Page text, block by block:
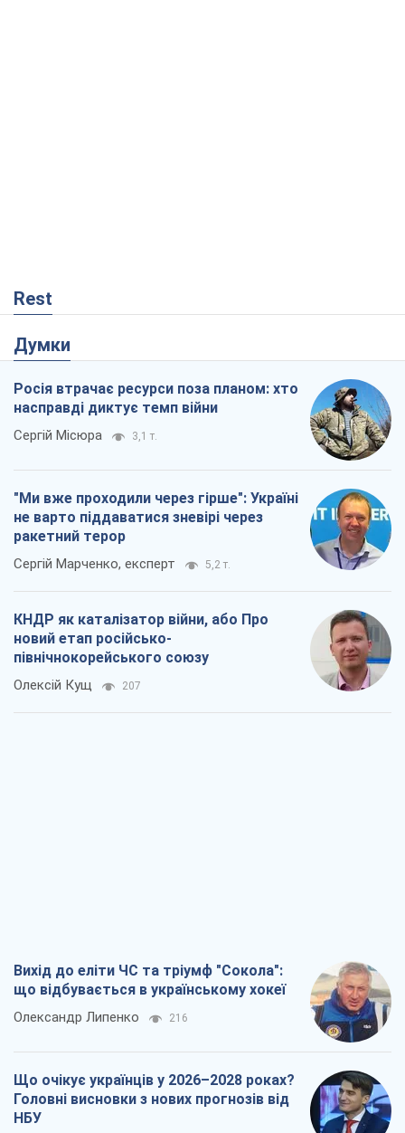
Rest
Думки
Росія втрачає ресурси поза планом: хто
насправді диктує темп війни
Сергій Місюра 3,1 т.
"Ми вже проходили через гірше": Україні
не варто піддаватися зневірі через
ракетний терор
Сергій Марченко, експерт 5,2 т.
КНДР як каталізатор війни, або Про
новий етап російсько-
північнокорейського союзу
Олексій Кущ 207
Вихід до еліти ЧС та тріумф "Сокола":
що відбувається в українському хокеї
Олександр Липенко 216
Що очікує українців у 2026–2028 роках?
Головні висновки з нових прогнозів від
НБУ